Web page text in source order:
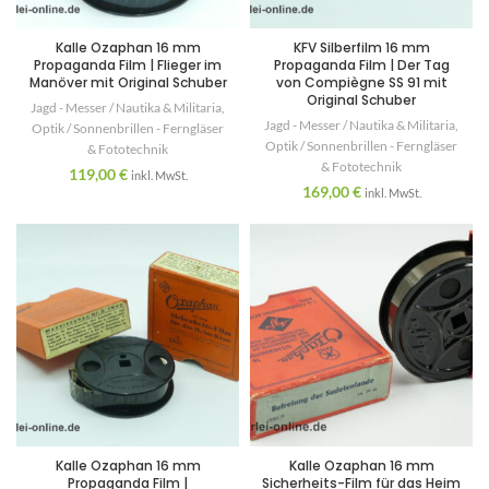
Kalle Ozaphan 16 mm
Propaganda Film | Flieger im
Manöver mit Original Schuber
Jagd - Messer / Nautika & Militaria
Optik / Sonnenbrillen - Ferngläser
& Fototechnik
119,00€ inkl. MwSt.
KFV Silberfilm 16 mm
Propaganda Film | Der Tag
von Compiègne SS 91 mit
Original Schuber
Jagd - Messer / Nautika & Militaria
Optik / Sonnenbrillen - Ferngläser
& Fototechnik
169,00€ inkl. MwSt.
Kalle Ozaphan 16 mm
Propaganda Film |
Kalle Ozaphan 16 mm
Sicherheits-Film für das Heim